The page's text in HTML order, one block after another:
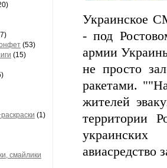
(53)
(15)
(1)
смайлики
Украинское
- под
армии
не просто
ракетами.
жителей
территории
авиасредство